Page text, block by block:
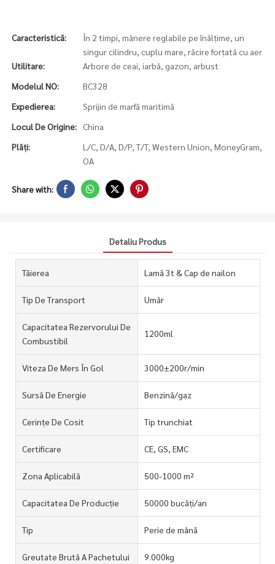
Caracteristică:
În 2 timpi, mânere reglabile pe înălțime, un
singur cilindru, cuplu mare, răcire forțată cu aer
Utilitare:
Arbore de ceai, iarbă, gazon, arbust
Modelul NO:
BC328
Expedierea:
Sprijin de marfă maritimă
Locul De Origine:
China
Plăți:
L/C, D/A, D/P, T/T, Western Union, MoneyGram,
OA
Share with:
Detaliu Produs
Tăierea Lamă 3t & Cap de nailon
Tip De Transport Umăr
Capacitatea Rezervorului De
Combustibil
1200ml
Viteza De Mers În Gol 3000±200r/min
Sursă De Energie Benzină/gaz
Cerințe De Cosit Tip trunchiat
Certificare CE, GS, EMC
Zona Aplicabilă 500-1000 m²
Capacitatea De Producție 50000 bucăți/an
Tip Perie de mână
Greutate Brută A Pachetului 9.000kg